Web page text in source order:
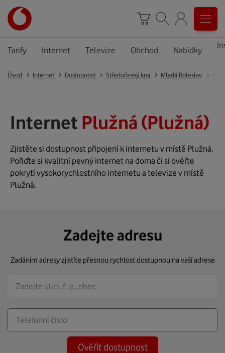
Tarify Internet Televize Obchod Nabídky
Úvod Internet Dostupnost Středočeský kraj Mladá Boleslav
Internet Plužná (Plužná)
Zjistěte si dostupnost připojení k internetu v místě Plužná.
Pořiďte si kvalitní pevný internet na doma či si ověřte
pokrytí vysokorychlostního internetu a televize v místě
Plužná.
Zadejte adresu
Zadáním adresy zjistíte přesnou rychlost dostupnou na vaší adrese
Ověřit dostupnost